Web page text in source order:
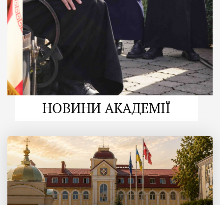
Читати більше
НОВИНИ АКАДЕМІЇ